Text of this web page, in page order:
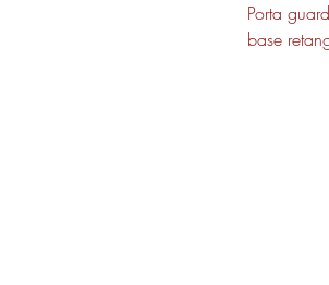
Porta
base